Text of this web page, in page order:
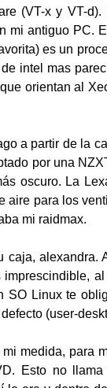
(VT-x y VT-
mi antiguo PC.
es un
intel mas
orientan al
a partir de la
por una
oscuro. La
aire para los
mi raidmax.
alexandra.
Linux te
(user-
medida, para
Esto no